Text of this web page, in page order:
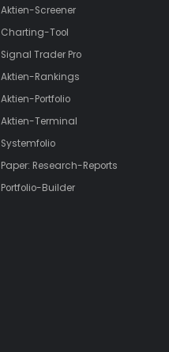
Aktien-Screener
Charting-Tool
Signal Trader Pro
Aktien-Rankings
Aktien-Portfolio
Aktien-Terminal
Systemfolio
Paper: Research-Reports
Portfolio-Builder